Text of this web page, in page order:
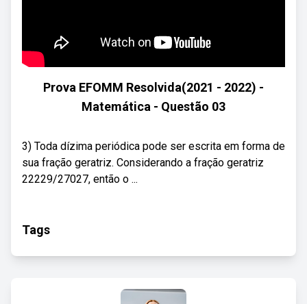
Prova EFOMM Resolvida(2021 - 2022) -
Matemática - Questão 03
3) Toda dízima periódica pode ser escrita em forma de
sua fração geratriz. Considerando a fração geratriz
22229/27027, então o ...
Tags